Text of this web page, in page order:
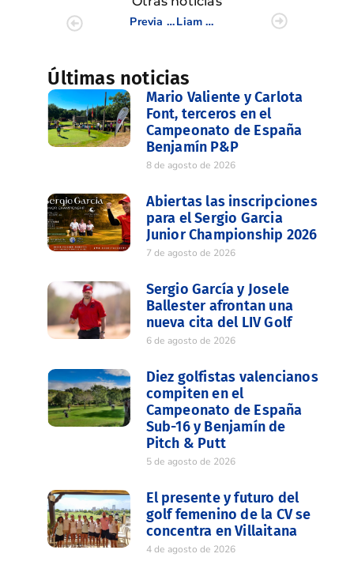
Previa VIII Copa Match Play de la CV WAGR
Liam Murray obtiene la victoria en el Clutch Pro Tour en Hollinwell Golf Club
Últimas noticias
Mario Valiente y Carlota
Font, terceros en el
Campeonato de España
Benjamín P&P
8 de agosto de 2026
Abiertas las inscripciones
para el Sergio Garcia
Junior Championship 2026
7 de agosto de 2026
Sergio García y Josele
Ballester afrontan una
nueva cita del LIV Golf
6 de agosto de 2026
Diez golfistas valencianos
compiten en el
Campeonato de España
Sub-16 y Benjamín de
Pitch & Putt
5 de agosto de 2026
El presente y futuro del
golf femenino de la CV se
concentra en Villaitana
4 de agosto de 2026